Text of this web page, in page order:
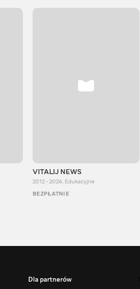
VITALIJ NEWS
2012 - 2026, Edukacyjne
BEZPŁATNIE
Dla partnerów